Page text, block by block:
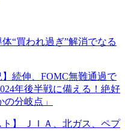
“買われ過ぎ”解消でなる
続伸、FOMC無難通過で
年後半戦に備える！絶好
分岐点」
】 ＪＩＡ、北ガス、ペプ